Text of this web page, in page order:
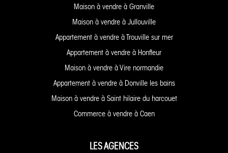
Maison à vendre à Granville
Maison à vendre à Jullouville
Appartement à vendre à Trouville sur mer
Appartement à vendre à Honfleur
Maison à vendre à Vire normandie
Appartement à vendre à Donville les bains
Maison à vendre à Saint hilaire du harcouet
Commerce à vendre à Caen
LES AGENCES